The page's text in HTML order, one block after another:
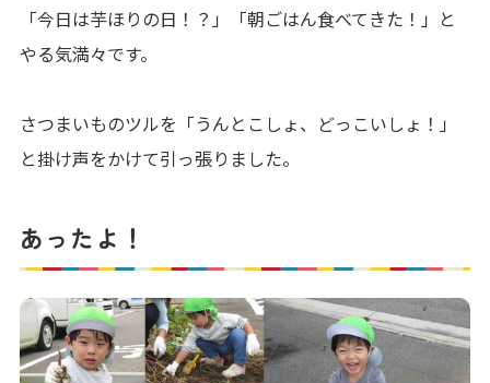
「今日は芋ほりの日！？」「朝ごはん食べてきた！」と
やる気満々です。
さつまいものツルを「うんとこしょ、どっこいしょ！」
と掛け声をかけて引っ張りました。
あったよ！